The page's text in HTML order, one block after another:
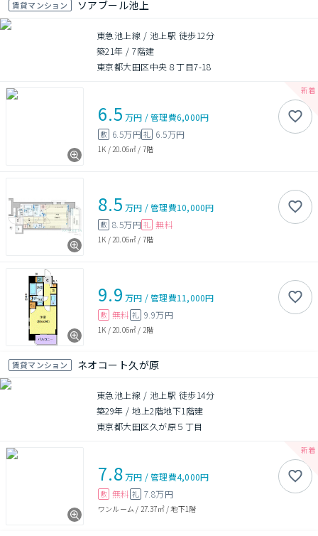
賃貸マンション ソアブール池上
東急池上線 / 池上駅 徒歩12分
築21年 /7階建
東京都大田区中央８丁目7-18
6.5 万円 /管理費6,000円
敷 6.5万円礼 6.5万円
1K / 20.06㎡ / 7階
8.5 万円 /管理費10,000円
敷 8.5万円 礼 無料
1K / 20.06㎡ / 7階
9.9 万円 /管理費11,000円
敷 無料 礼 9.9万円
1K / 20.06㎡ / 2階
賃貸マンション ネオコート久が原
東急池上線 / 池上駅 徒歩14分
築29年 /地上2階地下1階建
東京都大田区久が原５丁目
7.8万円 /管理費4,000円
敷 無料 礼 7.8万円
ワンルーム / 27.37㎡/地下1階